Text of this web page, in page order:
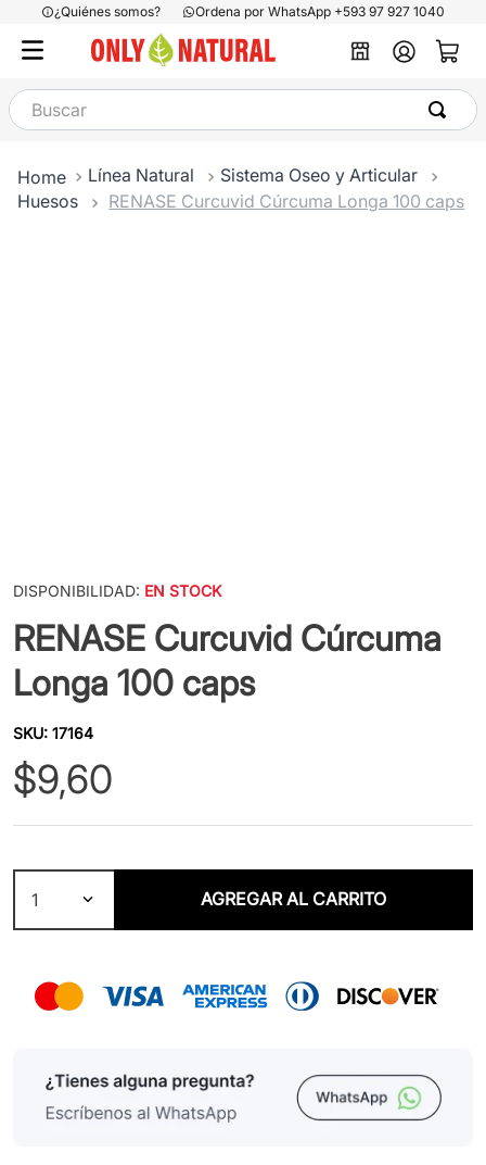
¿Quiénes somos? Ordena por WhatsApp +593 97 927 1040
Buscar
Línea Natural
Sistema Oseo y Articular
Huesos
RENASE Curcuvid Cúrcuma Longa 100 caps
DISPONIBILIDAD: EN STOCK
RENASE Curcuvid Cúrcuma
Longa 100 caps
SKU:17164
$9,60
1 AGREGAR AL CARRITO